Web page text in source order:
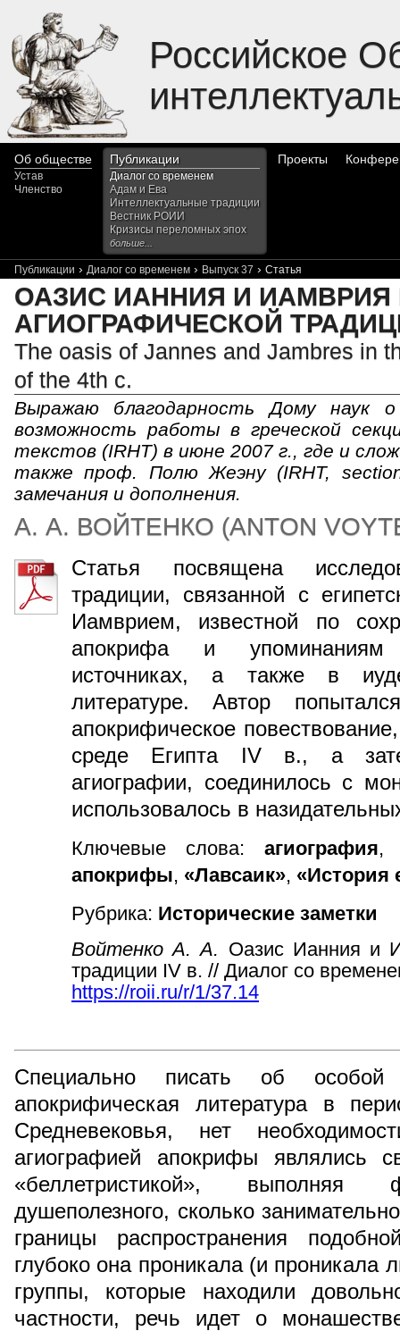
Российское
Об обществе
Устав
Членство
Публикации
Диалог со временем
Адам и Ева
Интеллектуальные традиции
Вестник РОИИ
Кризисы переломных эпох
больше...
Проекты
Публикации › Диалог со временем › Выпуск 37 › Статья
ОАЗИС ИАННИЯ И ИАМВРИЯ
АГИОГРАФИЧЕСКОЙ
The oasis of Jannes and Jambres in
of the 4th c.
Выражаю благодарность Дому наук
возможность работы в греческой
текстов (IRHT) в июне 2007 г., где и
также проф. Полю Жеэну (IRHT,
замечания и дополнения.
А. А. ВОЙТЕНКО (ANTON
Статья посвящена
традиции, связанной с
Иамврием, известной по
апокрифа и упоминаниям
источниках, а также в
литературе. Автор
апокрифическое
среде Египта IV в., а
агиографии, соединилось с
использовалось в
Ключевые слова:агиография
апокрифы, «Лавсаик», «История
Рубрика: Исторические заметки
Войтенко А. А. Оазис Ианния и
традиции IV в. // Диалог со
https://roii.ru/r/1/37.14
Специально писать об
апокрифическая литература в
Средневековья, нет
агиографией апокрифы являлись
«беллетристикой»,
душеполезного, сколько
границы распространения
глубоко она проникала (и проникала
группы, которые находили
частности, речь идет о